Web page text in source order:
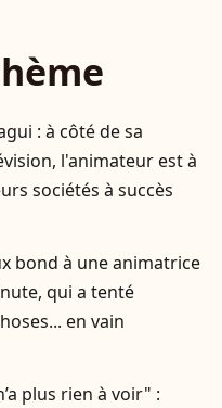
: à côté de sa
l'animateur est à
sociétés à succès
bond à une animatrice
qui a tenté
en vain
plus rien à voir" :